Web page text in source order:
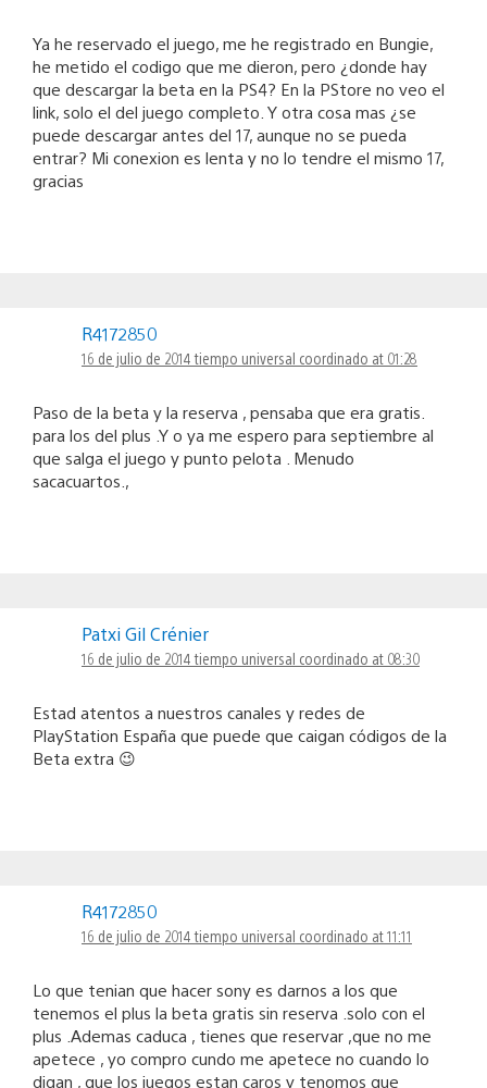
Ya he reservado el juego, me he registrado en Bungie,
he metido el codigo que me dieron, pero ¿donde hay
que descargar la beta en la PS4? En la PStore no veo el
link, solo el del juego completo. Y otra cosa mas ¿se
puede descargar antes del 17, aunque no se pueda
entrar? Mi conexion es lenta y no lo tendre el mismo 17,
gracias
R4172850
16 de julio de 2014 tiempo universal coordinado at 01:28
Paso de la beta y la reserva , pensaba que era gratis.
para los del plus .Y o ya me espero para septiembre al
que salga el juego y punto pelota . Menudo
sacacuartos.,
Patxi Gil Crénier
16 de julio de 2014 tiempo universal coordinado at 08:30
Estad atentos a nuestros canales y redes de
PlayStation España que puede que caigan códigos de la
Beta extra 😉
R4172850
16 de julio de 2014 tiempo universal coordinado at 11:11
Lo que tenian que hacer sony es darnos a los que
tenemos el plus la beta gratis sin reserva .solo con el
plus .Ademas caduca , tienes que reservar ,que no me
apetece , yo compro cundo me apetece no cuando lo
digan , que los juegos estan caros y tenomos que